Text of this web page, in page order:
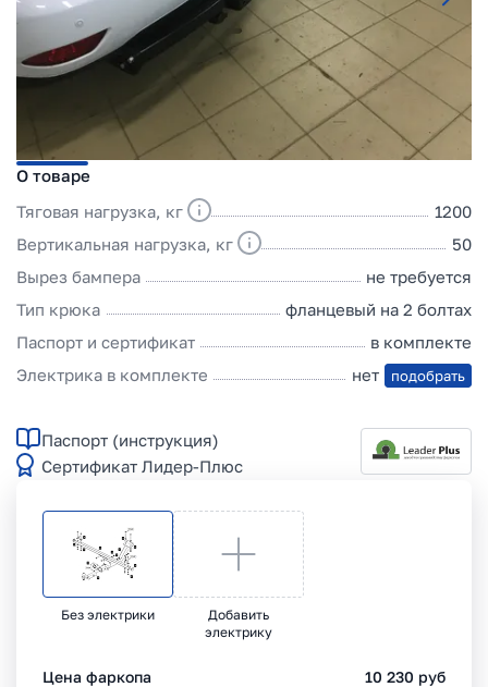
О товаре
Тяговая нагрузка, кг
1200
Вертикальная нагрузка, кг
50
Вырез бампера
не требуется
Тип крюка
фланцевый на 2 болтах
Паспорт и сертификат
в комплекте
Электрика в комплекте
нет подобрать
Паспорт (инструкция)
Сертификат Лидер-Плюс
Без электрики
Добавить
электрику
Цена фаркопа 10 230 руб